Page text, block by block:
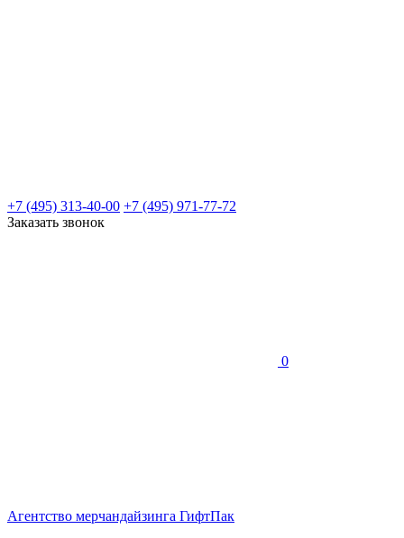
+7 (495) 313-40-00 +7 (495) 971-77-72
Заказать звонок
0
Агентство мерчандайзинга ГифтПак